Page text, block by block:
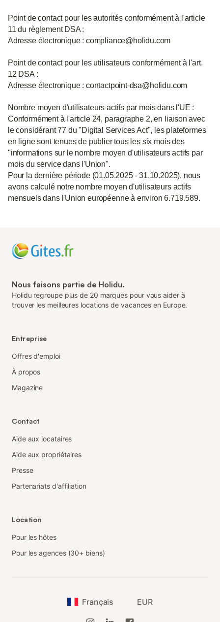
Point de contact pour les autorités conformément à l'article
11 du règlement DSA :
Adresse électronique : compliance@holidu.com
Point de contact pour les utilisateurs conformément à l'art.
12 DSA :
Adresse électronique : contactpoint-dsa@holidu.com
Nombre moyen d'utilisateurs actifs par mois dans l'UE :
Conformément à l'article 24, paragraphe 2, en liaison avec
le considérant 77 du "Digital Services Act", les plateformes
en ligne sont tenues de publier tous les six mois des
"informations sur le nombre moyen d'utilisateurs actifs par
mois du service dans l'Union".
Pour la dernière période (01.05.2025 - 31.10.2025), nous
avons calculé notre nombre moyen d'utilisateurs actifs
mensuels dans l'Union européenne à environ 6.719.589.
Nous faisons partie de Holidu.
Holidu regroupe plus de 20 marques pour vous aider à
trouver les meilleures locations de vacances en Europe.
Entreprise
Offres d'emploi
À propos
Magazine
Contact
Aide aux locataires
Aide aux propriétaires
Presse
Partenariats d'affiliation
Location
Pour les hôtes
Pour les agences (30+ biens)
Français EUR